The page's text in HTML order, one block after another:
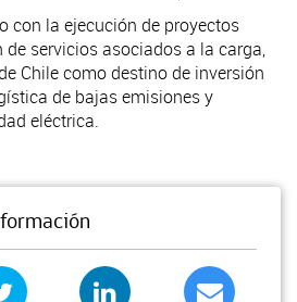
con la ejecución de proyectos
servicios asociados a la carga,
Chile como destino de inversión
de bajas emisiones y
eléctrica.